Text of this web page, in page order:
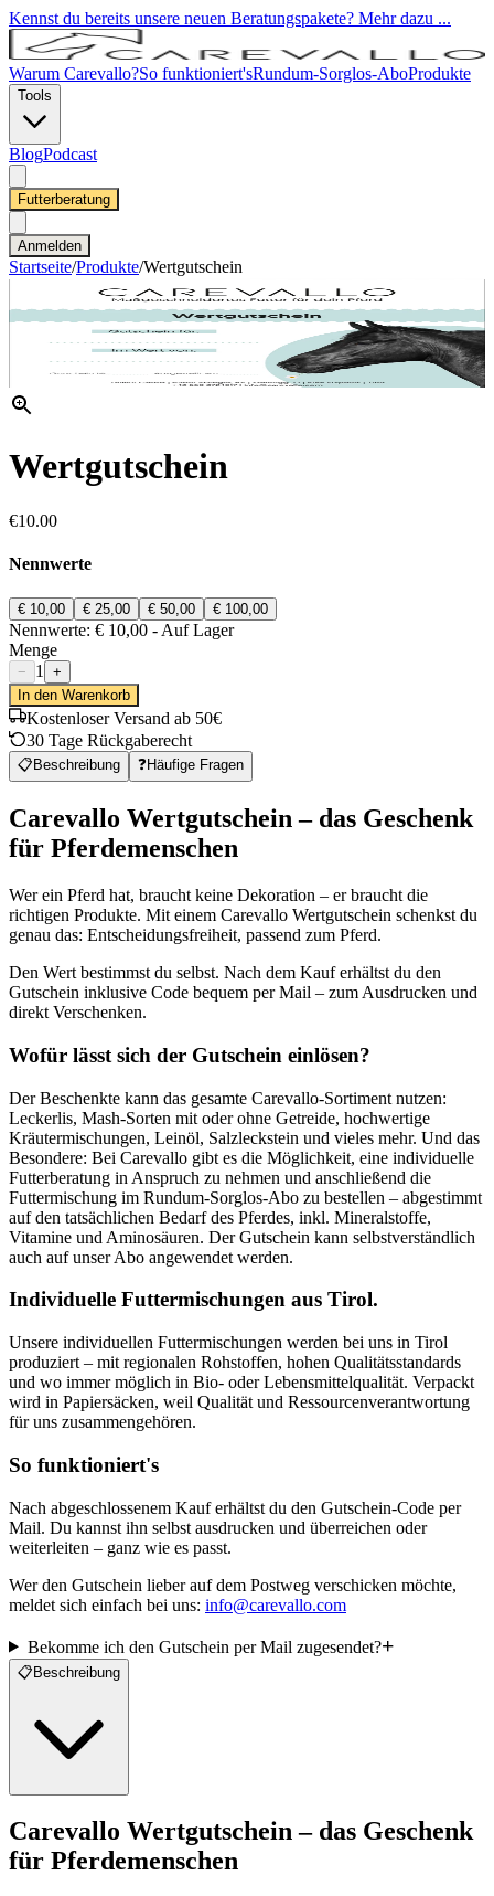
Kennst du bereits unsere neuen Beratungspakete? Mehr dazu ...
Warum Carevallo?So funktioniert'sRundum-Sorglos-AboProdukte
Tools
BlogPodcast
Futterberatung
Anmelden
Startseite/Produkte/Wertgutschein
Wertgutschein
€10.00
Nennwerte
€ 10,00 € 25,00 € 50,00 € 100,00
Nennwerte: € 10,00 - Auf Lager
Menge
− 1
+
In den Warenkorb
Kostenloser Versand ab 50€
30 Tage Rückgaberecht
📋 Beschreibung ❓Häufige Fragen
Carevallo Wertgutschein – das Geschenk
für Pferdemenschen
Wer ein Pferd hat, braucht keine Dekoration – er braucht die
richtigen Produkte. Mit einem Carevallo Wertgutschein schenkst du
genau das: Entscheidungsfreiheit, passend zum Pferd.
Den Wert bestimmst du selbst. Nach dem Kauf erhältst du den
Gutschein inklusive Code bequem per Mail – zum Ausdrucken und
direkt Verschenken.
Wofür lässt sich der Gutschein einlösen?
Der Beschenkte kann das gesamte Carevallo-Sortiment nutzen:
Leckerlis, Mash-Sorten mit oder ohne Getreide, hochwertige
Kräutermischungen, Leinöl, Salzleckstein und vieles mehr. Und das
Besondere: Bei Carevallo gibt es die Möglichkeit, eine individuelle
Futterberatung in Anspruch zu nehmen und anschließend die
Futtermischung im Rundum-Sorglos-Abo zu bestellen – abgestimmt
auf den tatsächlichen Bedarf des Pferdes, inkl. Mineralstoffe,
Vitamine und Aminosäuren. Der Gutschein kann selbstverständlich
auch auf unser Abo angewendet werden.
Individuelle Futtermischungen aus Tirol.
Unsere individuellen Futtermischungen werden bei uns in Tirol
produziert – mit regionalen Rohstoffen, hohen Qualitätsstandards
und wo immer möglich in Bio- oder Lebensmittelqualität. Verpackt
wird in Papiersäcken, weil Qualität und Ressourcenverantwortung
für uns zusammengehören.
So funktioniert's
Nach abgeschlossenem Kauf erhältst du den Gutschein-Code per
Mail. Du kannst ihn selbst ausdrucken und überreichen oder
weiterleiten – ganz wie es passt.
Wer den Gutschein lieber auf dem Postweg verschicken möchte,
meldet sich einfach bei uns: info@carevallo.com
Bekomme ich den Gutschein per Mail zugesendet?
📋Beschreibung
Carevallo Wertgutschein – das Geschenk
für Pferdemenschen